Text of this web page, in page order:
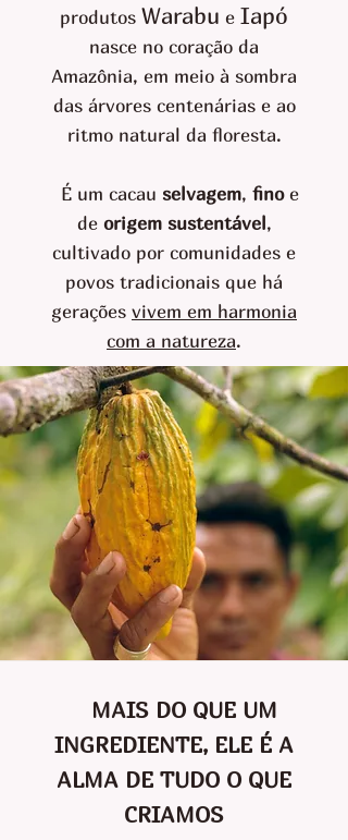
produtos Warabu e Iapó
nasce no coração da
Amazônia, em meio à sombra
das árvores centenárias e ao
ritmo natural da floresta.
É um cacau selvagem, finoe
de origem sustentável,
cultivado por comunidades e
povos tradicionais que há
gerações vivem em harmonia
com a natureza.
MAIS DO QUE UM
INGREDIENTE, ELE É A
ALMA DE TUDO O QUE
CRIAMOS